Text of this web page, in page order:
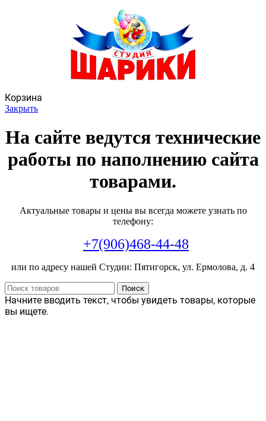
Корзина
Закрыть
На сайте ведутся технические
работы по наполнению сайта
товарами.
Актуальные товары и цены вы всегда можете узнать по
телефону:
+7(906)468-44-48
или по адресу нашей Студии: Пятигорск, ул. Ермолова, д. 4
Поиск
Начните вводить текст, чтобы увидеть товары, которые
вы ищете.